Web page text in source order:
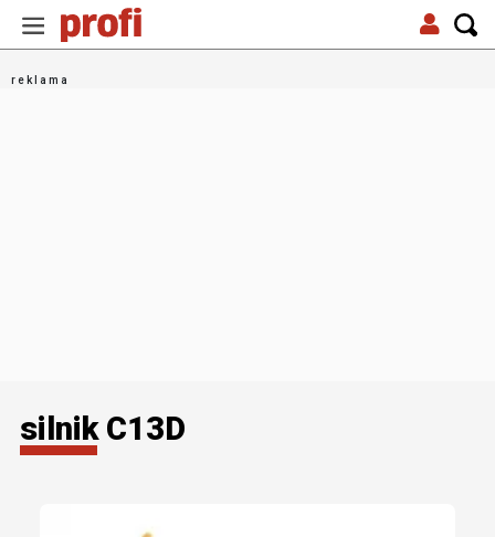
silnik C13D